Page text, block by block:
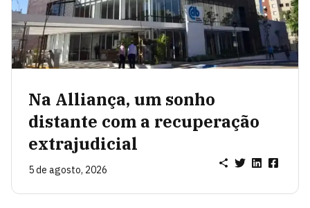
Na Alliança, um sonho
distante com a recuperação
extrajudicial
5 de agosto, 2026